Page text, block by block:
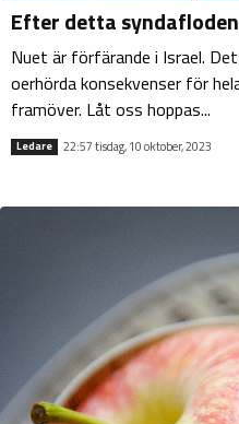
Efter detta syndafloden
Nuet är förfärande i Israel.
oerhörda konsekvenser för
framöver. Låt oss hoppas...
Ledare 22:57 tisdag, 10 oktober, 2023